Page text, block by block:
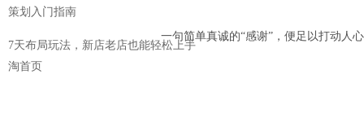
策划入门指南
7天布局玩法，新店老店也能轻松上手
淘首页
一句简单真诚的“感谢”，便足以打动人